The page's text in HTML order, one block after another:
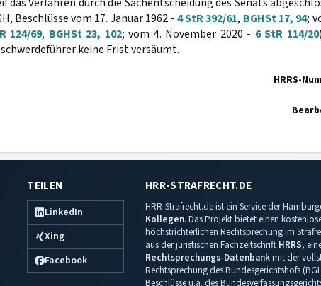
Beschlüsse vom 17. Januar 1962 - 4 StR 392/61, BGHSt 17, 94;
124/69, BGHSt 23, 102; vom 4. November 2020 - 6 StR 114/20
keine Frist versäumt.
HRRS-
TEILEN
LinkedIn
Xing
Facebook
HRR-STRAFRECHT.DE
HRR-Strafrecht.de ist ein Service der
Kollegen. Das Projekt bietet einen
höchstrichterlichen Rechtsprechung im
aus der juristischen Fachzeitschrift HRRS,
Rechtsprechungs-Datenbankmit der
Rechtsprechung des Bundesgerichtshofs
Beschlüsse u.a. des